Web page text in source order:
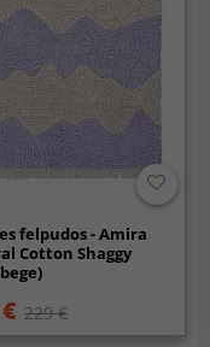
felpudos - Amira
Cotton Shaggy
229 €